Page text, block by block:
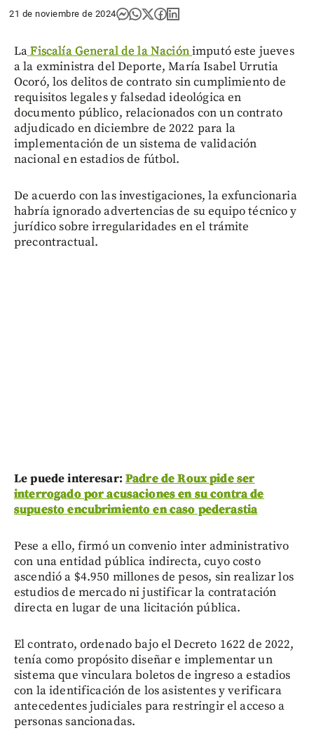
21 de noviembre de 2024
LaFiscalía General de la Naciónimputó este jueves
a la exministra del Deporte, María Isabel Urrutia
Ocoró, los delitos de contrato sin cumplimiento de
requisitos legales y falsedad ideológica en
documento público, relacionados con un contrato
adjudicado en diciembre de 2022 para la
implementación de un sistema de validación
nacional en estadios de fútbol.
De acuerdo con las investigaciones, la exfuncionaria
habría ignorado advertencias de su equipo técnico y
jurídico sobre irregularidades en el trámite
precontractual.
Le puede interesar: Padre de Roux pide ser
interrogado por acusaciones en su contra de
supuesto encubrimiento en caso pederastia
Pese a ello, firmó un convenio inter administrativo
con una entidad pública indirecta, cuyo costo
ascendió a $4.950 millones de pesos, sin realizar los
estudios de mercado ni justificar la contratación
directa en lugar de una licitación pública.
El contrato, ordenado bajo el Decreto 1622 de 2022,
tenía como propósito diseñar e implementar un
sistema que vinculara boletos de ingreso a estadios
con la identificación de los asistentes y verificara
antecedentes judiciales para restringir el acceso a
personas sancionadas.